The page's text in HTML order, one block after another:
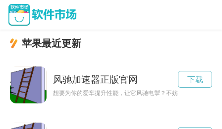
苹果最近更新
风驰加速器正版官网
想要为你的爱车提升性能，让它风驰电掣？不妨来了解一下风
下载